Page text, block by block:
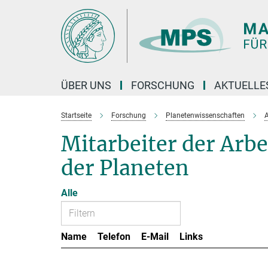
ÜBER UNS FORSCHUNG
Startseite Forschung Planetenwissenschaften
Mitarbeiter der
der Planeten
Alle
Name Telefon E-Mail Links